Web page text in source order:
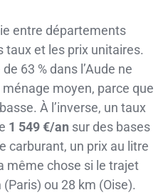
entre départements
taux et les prix unitaires.
63 % dans l’Aude ne
ménage moyen, parce que
À l’inverse, un taux
1 549 €/an sur des bases
carburant, un prix au litre
même chose si le trajet
ou 28 km (Oise).